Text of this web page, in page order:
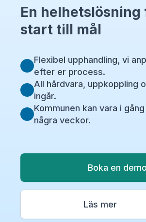
En helhetslösning
start till mål
Flexibel upphandling, vi
efter er process.
All hårdvara, uppkoppling
ingår.
Kommunen kan vara i
några veckor.
Boka en demo
Läs mer